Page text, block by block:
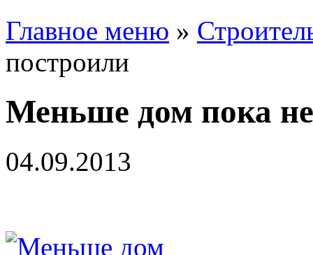
Главное меню »
построили
Меньше дом пока
04.09.2013